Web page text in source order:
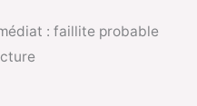
: faillite probable